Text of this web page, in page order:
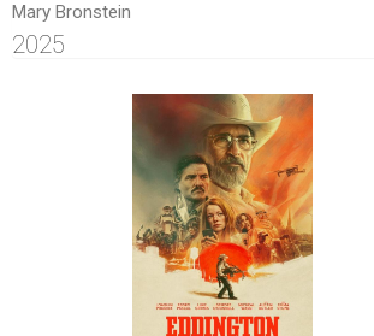
Mary Bronstein
2025